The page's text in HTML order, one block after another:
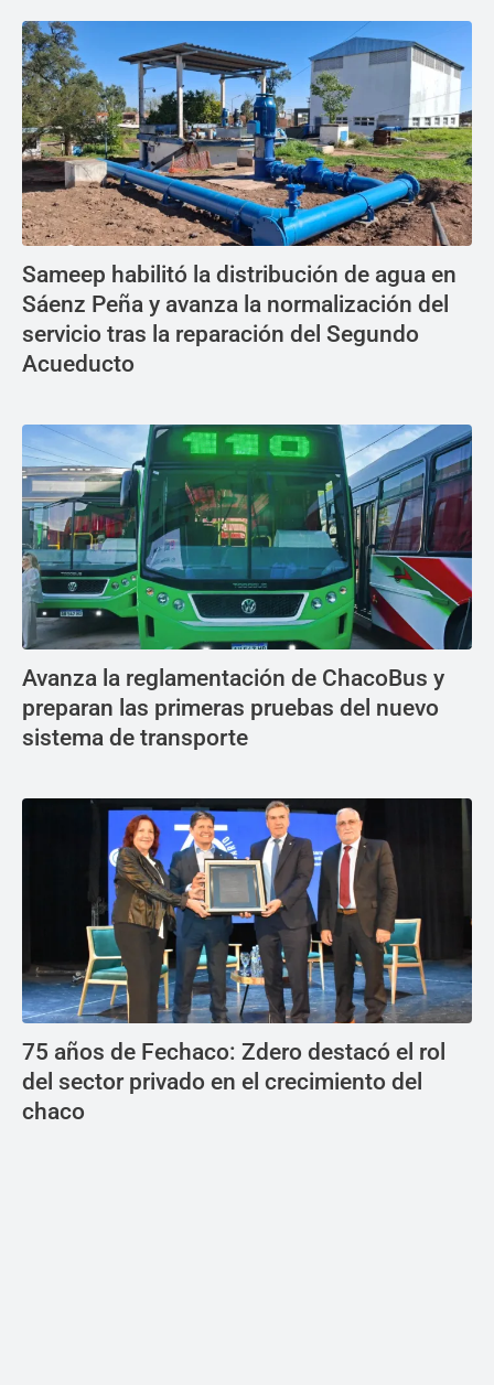
Sameep habilitó la distribución de agua en
Sáenz Peña y avanza la normalización del
servicio tras la reparación del Segundo
Acueducto
Avanza la reglamentación de ChacoBus y
preparan las primeras pruebas del nuevo
sistema de transporte
75 años de Fechaco: Zdero destacó el rol
del sector privado en el crecimiento del
chaco